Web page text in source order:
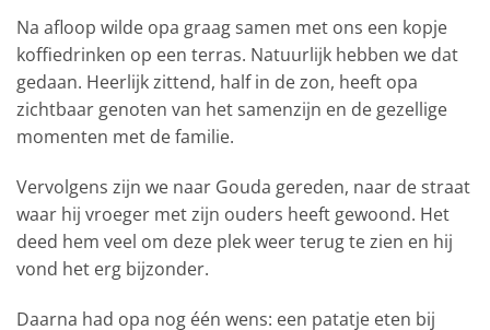
Na afloop wilde opa graag samen met ons een kopje
koffiedrinken op een terras. Natuurlijk hebben we dat
gedaan. Heerlijk zittend, half in de zon, heeft opa
zichtbaar genoten van het samenzijn en de gezellige
momenten met de familie.
Vervolgens zijn we naar Gouda gereden, naar de straat
waar hij vroeger met zijn ouders heeft gewoond. Het
deed hem veel om deze plek weer terug te zien en hij
vond het erg bijzonder.
Daarna had opa nog één wens: een patatje eten bij